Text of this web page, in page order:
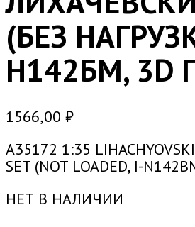
(БЕЗ
Н142БМ, 3D
1566,00 ₽
A35172 1:35
SET (NOT LOADED, I-
НЕТ В НАЛИЧИИ